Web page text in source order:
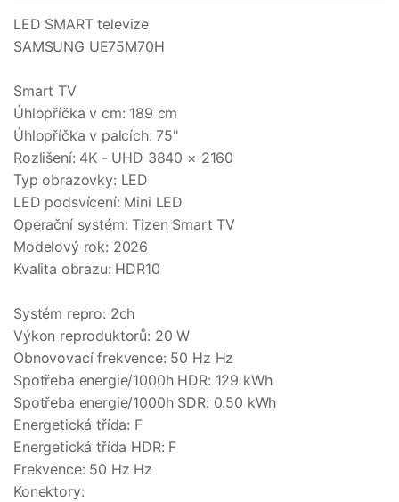
LED SMART televize
SAMSUNG UE75M70H
Smart TV
Úhlopříčka v cm: 189 cm
Úhlopříčka v palcích: 75"
Rozlišení: 4K - UHD 3840 × 2160
Typ obrazovky: LED
LED podsvícení: Mini LED
Operační systém: Tizen Smart TV
Modelový rok: 2026
Kvalita obrazu: HDR10
Systém repro: 2ch
Výkon reproduktorů: 20 W
Obnovovací frekvence: 50 Hz Hz
Spotřeba energie/1000h HDR: 129 kWh
Spotřeba energie/1000h SDR: 0.50 kWh
Energetická třída: F
Energetická třída HDR: F
Frekvence: 50 Hz Hz
Konektory: